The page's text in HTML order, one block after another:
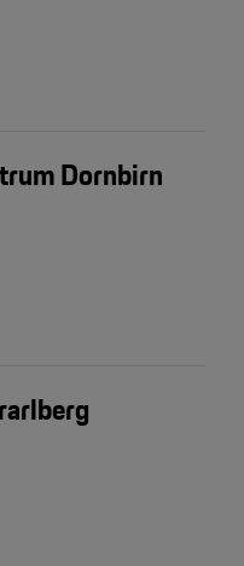
Dornbirn